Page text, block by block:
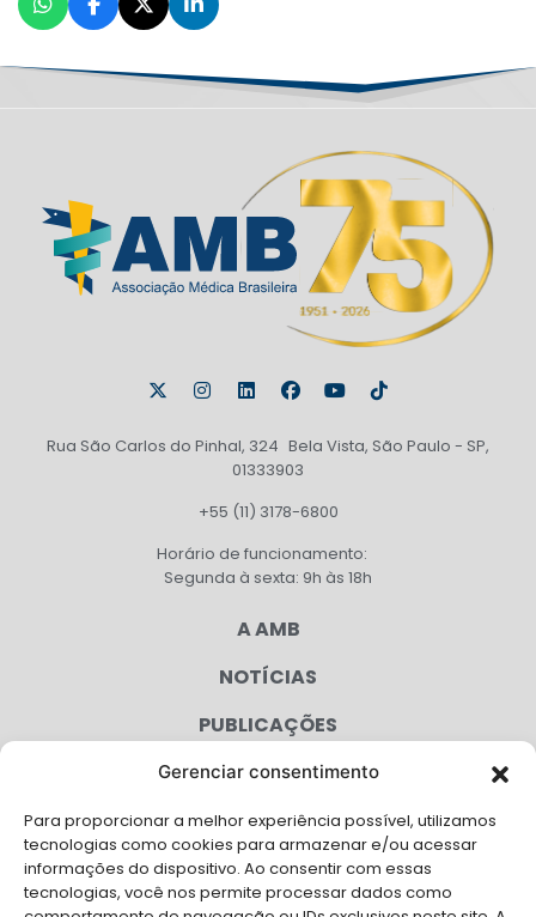
Gerenciar consentimento
Para proporcionar a melhor experiência possível, utilizamos
tecnologias como cookies para armazenar e/ou acessar
informações do dispositivo. Ao consentir com essas
tecnologias, você nos permite processar dados como
Rua São Carlos do Pinhal, 324 Bela Vista, São Paulo - SP,
01333903
+55 (11) 3178-6800
Horário de funcionamento:
Segunda à sexta: 9h às 18h
A AMB
NOTÍCIAS
PUBLICAÇÕES
CONGRESSO
AGENDA
CAMPANHAS